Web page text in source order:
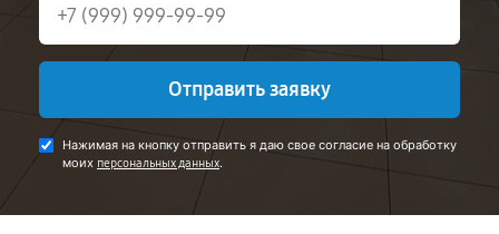
Отправить заявку
Нажимая на кнопку отправить я даю свое согласие на обработку
моих персональных данных.